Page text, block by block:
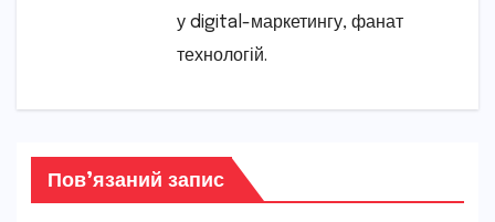
у digital-маркетингу, фанат
технологій.
Пов’язаний запис